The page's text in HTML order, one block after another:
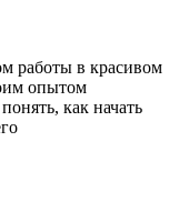
работы в красивом
опытом
как начать